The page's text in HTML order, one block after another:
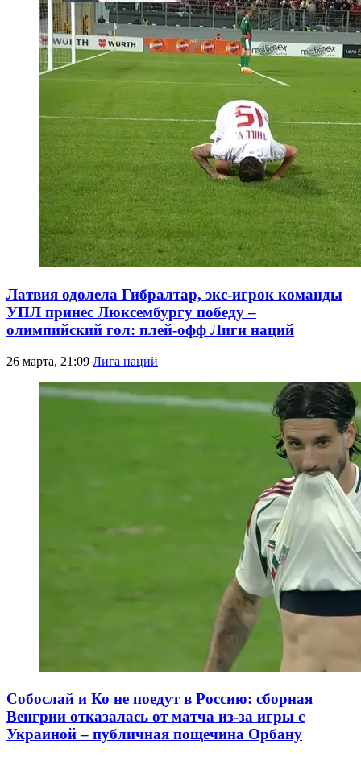
Латвия одолела Гибралтар, экс-игрок команды
УПЛ принес Люксембургу победу –
олимпийский гол: плей-офф Лиги наций
26 марта, 21:09 Лига наций
Собослай и Ко не поедут в Россию: сборная
Венгрии отказалась от матча из-за игры с
Украиной – публичная пощечина Орбану